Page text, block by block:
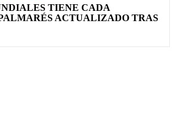
TIENE CADA
ACTUALIZADO TRAS